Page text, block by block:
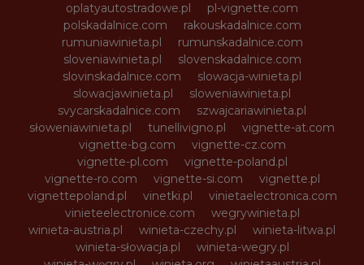
oplatyautostradowe.pl
pl-vignette.com
polskadalnice.com
rakouskadalnice.com
rumuniawinieta.pl
rumunskadalnice.com
sloveniawinieta.pl
slovenskadalnice.com
slovinskadalnice.com
slowacja-winieta.pl
slowacjawinieta.pl
sloweniawinieta.pl
svycarskadalnice.com
szwajcariawinieta.pl
słoweniawinieta.pl
tunellivigno.pl
vignette-at.com
vignette-bg.com
vignette-cz.com
vignette-pl.com
vignette-poland.pl
vignette-ro.com
vignette-si.com
vignette.pl
vignettepoland.pl
vinetki.pl
vinietaelectronica.com
vinieteelectronice.com
wegrywinieta.pl
winieta-austria.pl
winieta-czechy.pl
winieta-litwa.pl
winieta-słowacja.pl
winieta-wegry.pl